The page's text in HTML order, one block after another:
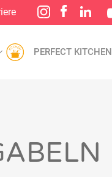
PERFECT KITCHEN